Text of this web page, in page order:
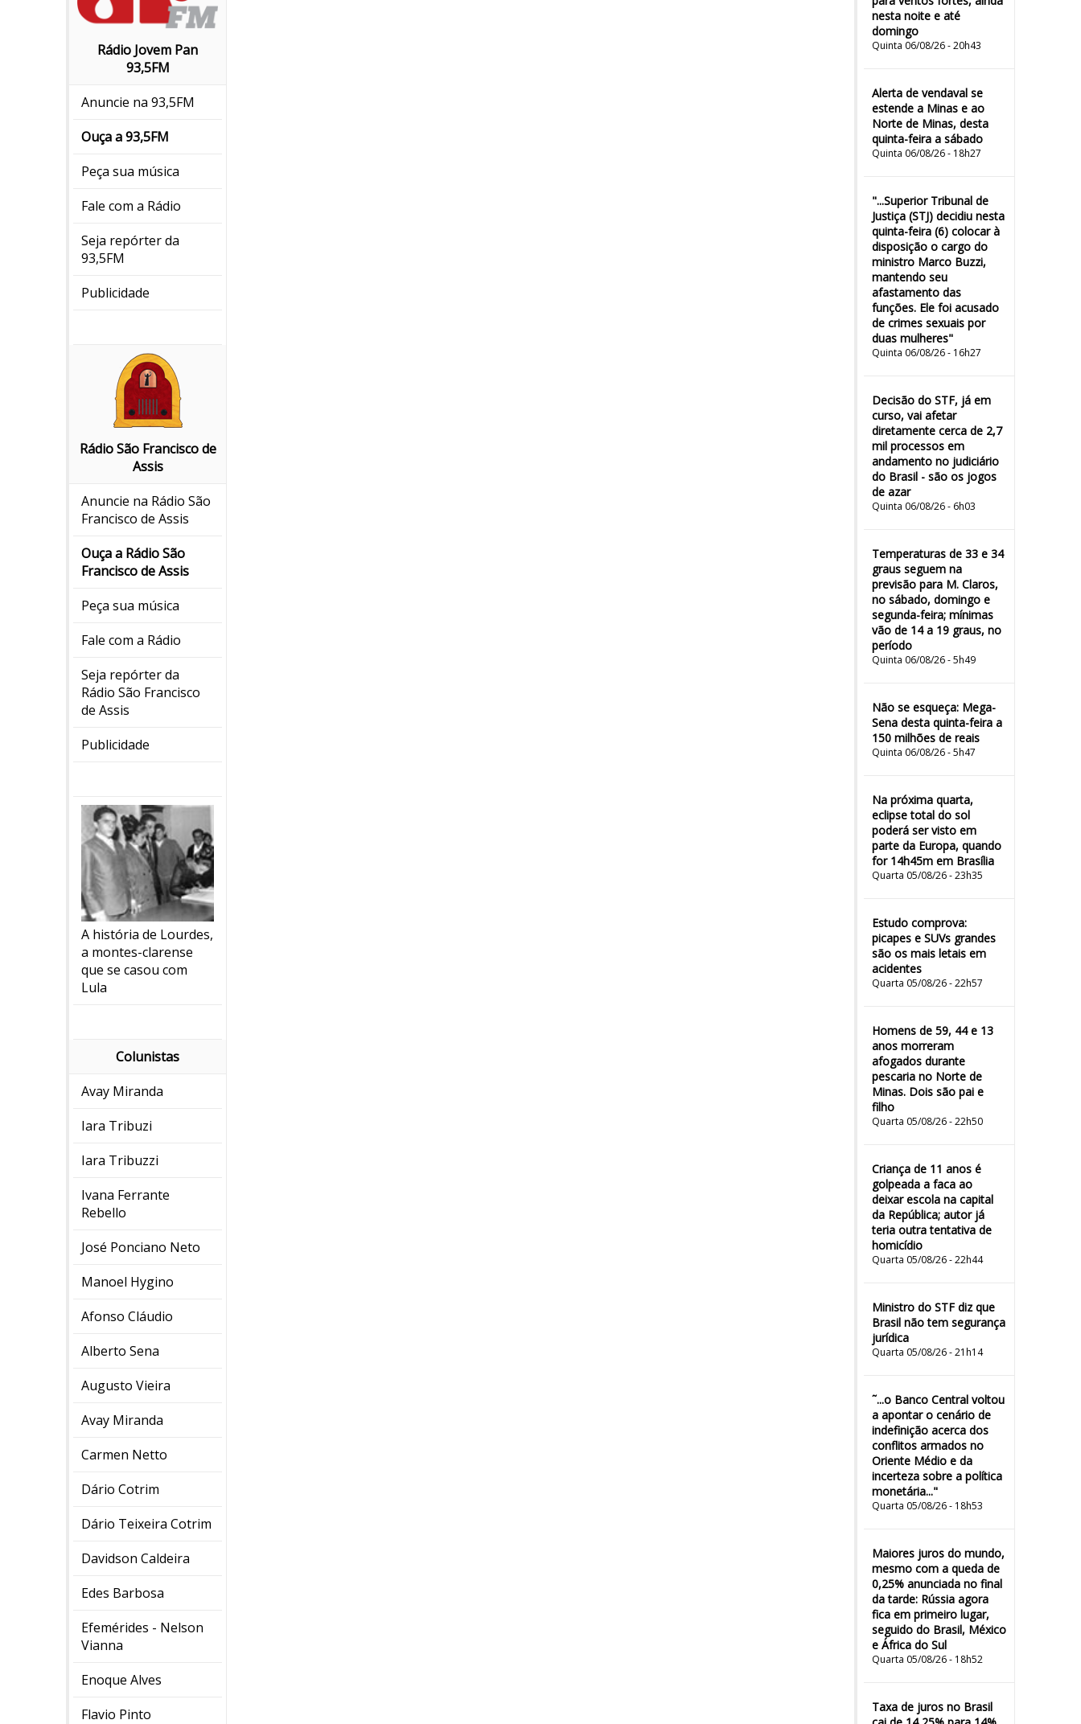
Rádio Jovem Pan
93,5FM
Anuncie na 93,5FM
Ouça a 93,5FM
Peça sua música
Fale com a Rádio
Seja repórter da
93,5FM
Publicidade
Rádio São Francisco de
Assis
Anuncie na Rádio São
Francisco de Assis
Ouça a Rádio São
Francisco de Assis
Peça sua música
Fale com a Rádio
Seja repórter da
Rádio São Francisco
de Assis
Publicidade
A história de Lourdes,
a montes-clarense
que se casou com
Lula
Colunistas
Avay Miranda
Iara Tribuzi
Iara Tribuzzi
Ivana Ferrante
Rebello
José Ponciano Neto
Manoel Hygino
Afonso Cláudio
Alberto Sena
Augusto Vieira
Avay Miranda
Carmen Netto
Dário Cotrim
Dário Teixeira Cotrim
Davidson Caldeira
Edes Barbosa
Efemérides - Nelson
Vianna
Enoque Alves
Flavio Pinto
nesta noite e até
domingo
Quinta 06/08/26 - 20h43
Alerta de vendaval se
estende a Minas e ao
Norte de Minas, desta
quinta-feira a sábado
Quinta 06/08/26 - 18h27
"...Superior Tribunal de
Justiça (STJ) decidiu nesta
quinta-feira (6) colocar à
disposição o cargo do
ministro Marco Buzzi,
mantendo seu
afastamento das
funções. Ele foi acusado
de crimes sexuais por
duas mulheres"
Quinta 06/08/26 - 16h27
Decisão do STF, já em
curso, vai afetar
diretamente cerca de 2,7
mil processos em
andamento no judiciário
do Brasil - são os jogos
de azar
Quinta 06/08/26 - 6h03
Temperaturas de 33 e 34
graus seguem na
previsão para M. Claros,
no sábado, domingo e
segunda-feira; mínimas
vão de 14 a 19 graus, no
período
Quinta 06/08/26 - 5h49
Não se esqueça: Mega-
Sena desta quinta-feira a
150 milhões de reais
Quinta 06/08/26 - 5h47
Na próxima quarta,
eclipse total do sol
poderá ser visto em
parte da Europa, quando
for 14h45m em Brasília
Quarta 05/08/26 - 23h35
Estudo comprova:
picapes e SUVs grandes
são os mais letais em
acidentes
Quarta 05/08/26 - 22h57
Homens de 59, 44 e 13
anos morreram
afogados durante
pescaria no Norte de
Minas. Dois são pai e
filho
Quarta 05/08/26 - 22h50
Criança de 11 anos é
golpeada a faca ao
deixar escola na capital
da República; autor já
teria outra tentativa de
homicídio
Quarta 05/08/26 - 22h44
Ministro do STF diz que
Brasil não tem segurança
jurídica
Quarta 05/08/26 - 21h14
˜...o Banco Central voltou
a apontar o cenário de
indefinição acerca dos
conflitos armados no
Oriente Médio e da
incerteza sobre a política
monetária..."
Quarta 05/08/26 - 18h53
Maiores juros do mundo,
mesmo com a queda de
0,25% anunciada no final
da tarde: Rússia agora
fica em primeiro lugar,
seguido do Brasil, México
e África do Sul
Quarta 05/08/26 - 18h52
Taxa de juros no Brasil